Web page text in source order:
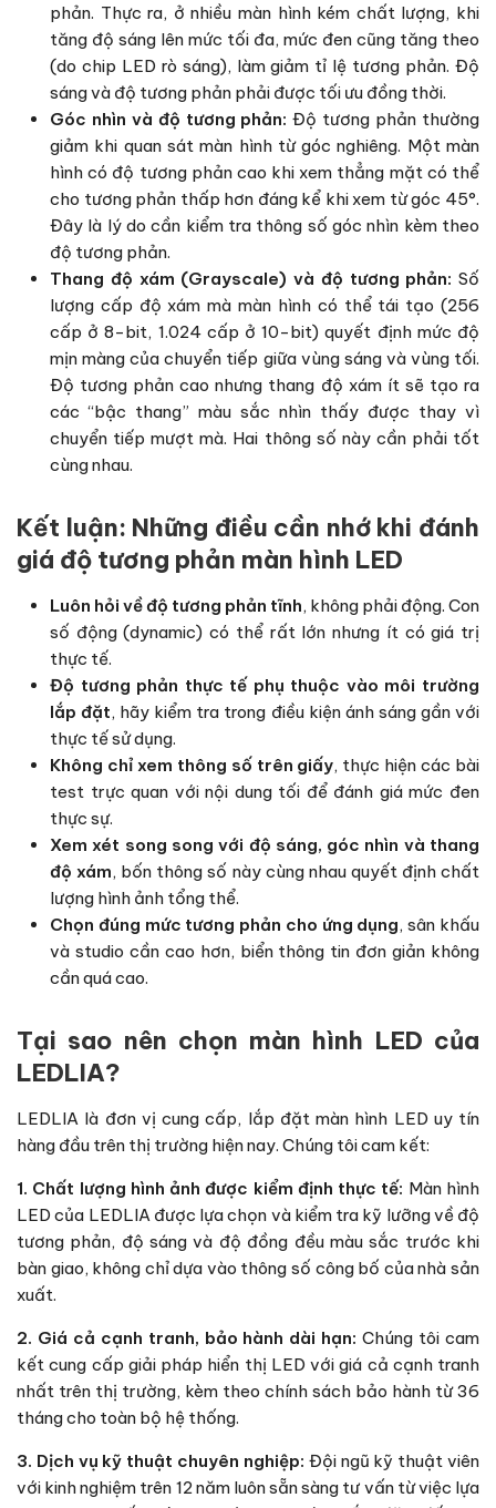
phản. Thực ra, ở nhiều màn hình kém chất lượng, khi
tăng độ sáng lên mức tối đa, mức đen cũng tăng theo
(do chip LED rò sáng), làm giảm tỉ lệ tương phản. Độ
sáng và độ tương phản phải được tối ưu đồng thời.
Góc nhìn và độ tương phản: Độ tương phản thường
giảm khi quan sát màn hình từ góc nghiêng. Một màn
hình có độ tương phản cao khi xem thẳng mặt có thể
cho tương phản thấp hơn đáng kể khi xem từ góc 45°.
Đây là lý do cần kiểm tra thông số góc nhìn kèm theo
độ tương phản.
Thang độ xám (Grayscale) và độ tương phản: Số
lượng cấp độ xám mà màn hình có thể tái tạo (256
cấp ở 8-bit, 1.024 cấp ở 10-bit) quyết định mức độ
mịn màng của chuyển tiếp giữa vùng sáng và vùng tối.
Độ tương phản cao nhưng thang độ xám ít sẽ tạo ra
các “bậc thang” màu sắc nhìn thấy được thay vì
chuyển tiếp mượt mà. Hai thông số này cần phải tốt
cùng nhau.
Kết luận: Những điều cần nhớ khi đánh
giá độ tương phản màn hình LED
Luôn hỏi về độ tương phản tĩnh, không phải động. Con
số động (dynamic) có thể rất lớn nhưng ít có giá trị
thực tế.
Độ tương phản thực tế phụ thuộc vào môi trường
lắp đặt, hãy kiểm tra trong điều kiện ánh sáng gần với
thực tế sử dụng.
Không chỉ xem thông số trên giấy, thực hiện các bài
test trực quan với nội dung tối để đánh giá mức đen
thực sự.
Xem xét song song với độ sáng, góc nhìn và thang
độ xám, bốn thông số này cùng nhau quyết định chất
lượng hình ảnh tổng thể.
Chọn đúng mức tương phản cho ứng dụng, sân khấu
và studio cần cao hơn, biển thông tin đơn giản không
cần quá cao.
Tại sao nên chọn màn hình LED của
LEDLIA?
LEDLIA là đơn vị cung cấp, lắp đặt màn hình LED uy tín
hàng đầu trên thị trường hiện nay. Chúng tôi cam kết:
1. Chất lượng hình ảnh được kiểm định thực tế: Màn hình
LED của LEDLIA được lựa chọn và kiểm tra kỹ lưỡng về độ
tương phản, độ sáng và độ đồng đều màu sắc trước khi
bàn giao, không chỉ dựa vào thông số công bố của nhà sản
xuất.
2. Giá cả cạnh tranh, bảo hành dài hạn: Chúng tôi cam
kết cung cấp giải pháp hiển thị LED với giá cả cạnh tranh
nhất trên thị trường, kèm theo chính sách bảo hành từ 36
tháng cho toàn bộ hệ thống.
3. Dịch vụ kỹ thuật chuyên nghiệp: Đội ngũ kỹ thuật viên
với kinh nghiệm trên 12 năm luôn sẵn sàng tư vấn từ việc lựa